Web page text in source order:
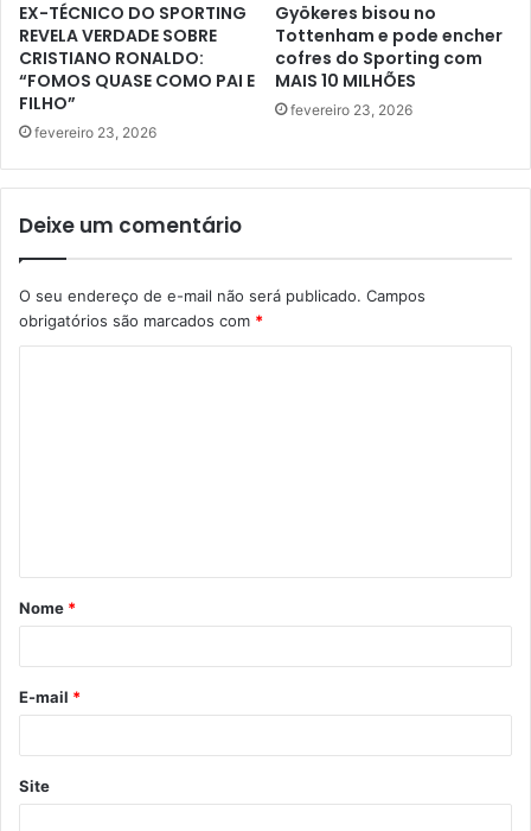
EX-TÉCNICO DO SPORTING
REVELA VERDADE SOBRE
CRISTIANO RONALDO:
“FOMOS QUASE COMO PAI E
FILHO”
fevereiro 23, 2026
Gyökeres bisou no
Tottenham e pode encher
cofres do Sporting com
MAIS 10 MILHÕES
fevereiro 23, 2026
Deixe um comentário
O seu endereço de e-mail não será publicado. Campos
obrigatórios são marcados com *
á
r
*
Nome *
E-mail *
Site